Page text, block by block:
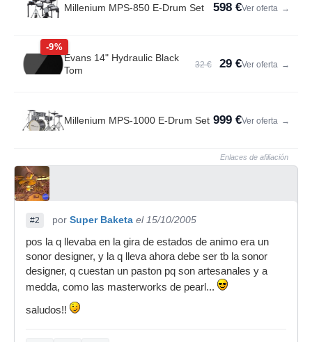
Millenium MPS-850 E-Drum Set 598 €Ver oferta →
-9%
Evans 14" Hydraulic Black
Tom
32 € 29 €Ver oferta →
Millenium MPS-1000 E-Drum Set 999 €Ver oferta →
Enlaces de afiliación
#2 por Super Baketa el 15/10/2005
pos la q llevaba en la gira de estados de animo era un
sonor designer, y la q lleva ahora debe ser tb la sonor
designer, q cuestan un paston pq son artesanales y a
medda, como las masterworks de pearl...
saludos!!